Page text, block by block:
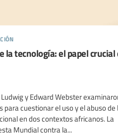
tecnología: el papel crucial
y Edward Webster
cuestionar el uso y el abuso de
en dos contextos africanos. La
Mundial contra la...